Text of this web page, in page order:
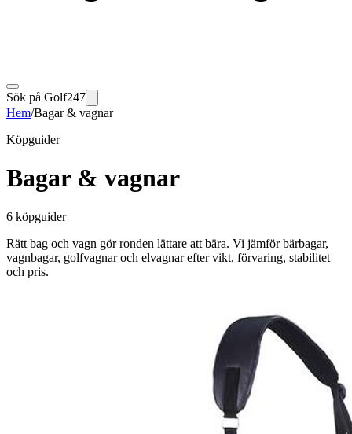
Sök på Golf247
Hem/Bagar & vagnar
Köpguider
Bagar & vagnar
6 köpguider
Rätt bag och vagn gör ronden lättare att bära. Vi jämför bärbagar,
vagnbagar, golfvagnar och elvagnar efter vikt, förvaring, stabilitet
och pris.